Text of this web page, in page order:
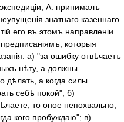
А. принималъ
знатнаго казеннаго
его въ этомъ направленіи
которыя
а) "за ошибку отвѣчаетъ
нѣту, а должны
дѣлать, а когда силы
себѣ покой"; б)
то оное непохвально,
кого пробуждаю"; в)